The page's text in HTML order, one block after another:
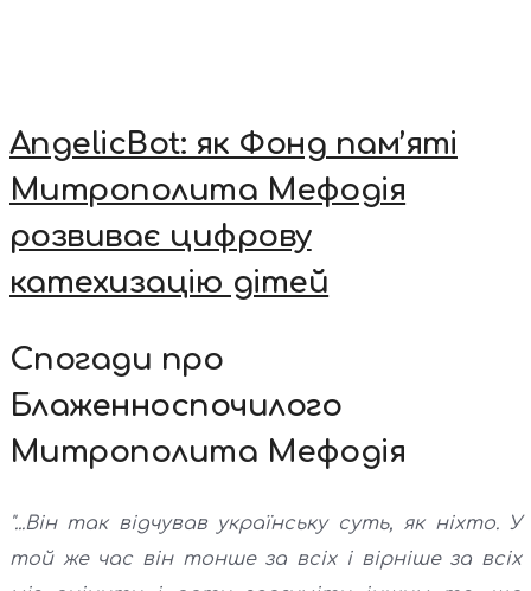
AngelicBot: як Фонд пам’яті
Митрополита Мефодія
розвиває цифрову
катехизацію дітей
Спогади про
Блаженноспочилого
Митрополита Мефодія
"...Він так відчував українську суть, як ніхто. У
той же час він тонше за всіх і вірніше за всіх